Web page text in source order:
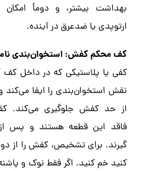
بهداشت بیشتر، و دوماً امکان
ارتوپدی یا ضدعرق در آینده.
کف محکم کفش: استخوان‌بندی
کفی یا پلاستیکی که در داخل کف
نقش استخوان‌بندی را ایفا
از حد کفش جلوگیری می‌کند.
فاقد این قطعه هستند و پس
گیرند. برای تشخیص، کفش را از
کنید خم کنید. اگر فقط نوک و